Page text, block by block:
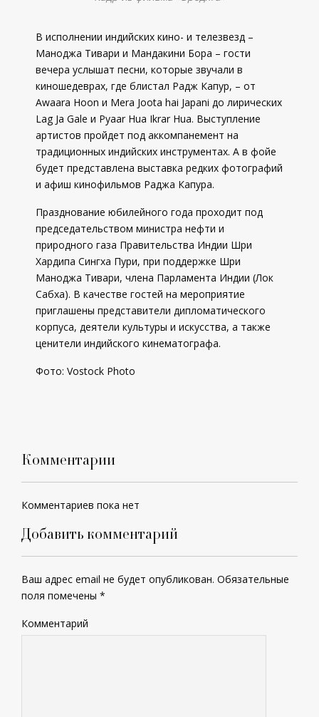
В исполнении индийских кино- и телезвезд –
Маноджа Тивари и Мандакини Бора – гости
вечера услышат песни, которые звучали в
киношедеврах, где блистал Радж Капур, – от
Awaara Hoon и Mera Joota hai Japani до лирических
Lag Ja Gale и Pyaar Hua Ikrar Hua. Выступление
артистов пройдет под аккомпанемент на
традиционных индийских инструментах. А в фойе
будет представлена выставка редких фотографий
и афиш кинофильмов Раджа Капура.
Празднование юбилейного года проходит под
председательством министра нефти и
природного газа Правительства Индии Шри
Хардипа Сингха Пури, при поддержке Шри
Маноджа Тивари, члена Парламента Индии (Лок
Сабха). В качестве гостей на мероприятие
приглашены представители дипломатического
корпуса, деятели культуры и искусства, а также
ценители индийского кинематографа.
Фото: Vostock Photo
Комментарии
Комментариев пока нет
Добавить комментарий
Ваш адрес email не будет опубликован. Обязательные
поля помечены *
Комментарий